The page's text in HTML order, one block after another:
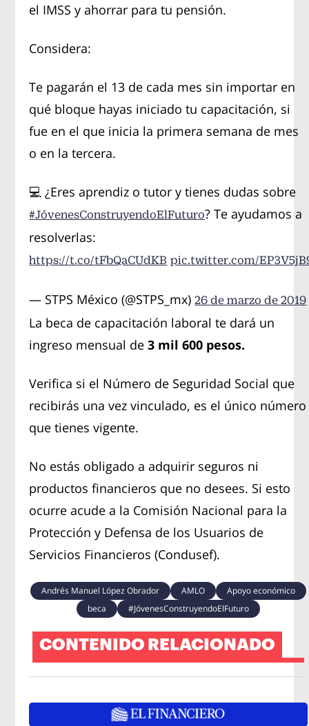
el IMSS y ahorrar para tu pensión.
Considera:
Te pagarán el 13 de cada mes sin importar en
qué bloque hayas iniciado tu capacitación, si
fue en el que inicia la primera semana de mes
o en la tercera.
💻 ¿Eres aprendiz o tutor y tienes dudas sobre
#JóvenesConstruyendoElFuturo? Te ayudamos a
resolverlas:
https://t.co/tFbQaCUdKB pic.twitter.com/
— STPS México (@STPS_mx)26 de marzo de 2019
La beca de capacitación laboral te dará un
ingreso mensual de 3 mil 600 pesos.
Verifica si el Número de Seguridad Social que
recibirás una vez vinculado, es el único número
que tienes vigente.
No estás obligado a adquirir seguros ni
productos financieros que no desees. Si esto
ocurre acude a la Comisión Nacional para la
Protección y Defensa de los Usuarios de
Servicios Financieros (Condusef).
Andrés Manuel López Obrador AMLO
Apoyo económico
beca
#JóvenesConstruyendoElFuturo
CONTENIDO RELACIONADO